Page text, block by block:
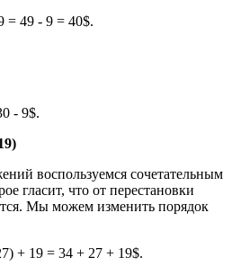
= 49 - 9 = 40$.
- 9$.
воспользуемся сочетательным
гласит, что от перестановки
Мы можем изменить порядок
+ 19 = 34 + 27 + 19$.